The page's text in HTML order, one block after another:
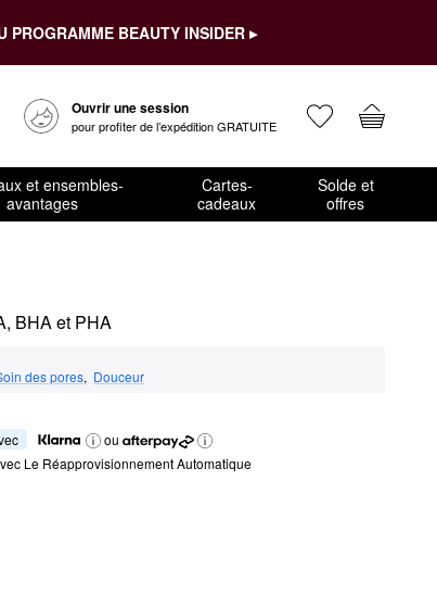
PROGRAMME BEAUTY INSIDER ▸
Ouvrir une session
pour profiter de l’expédition GRATUITE
et ensembles-
avantages
Cartes-
cadeaux
Solde et
offres
BHA et PHA
des pores, Douceur
ou
Le Réapprovisionnement Automatique